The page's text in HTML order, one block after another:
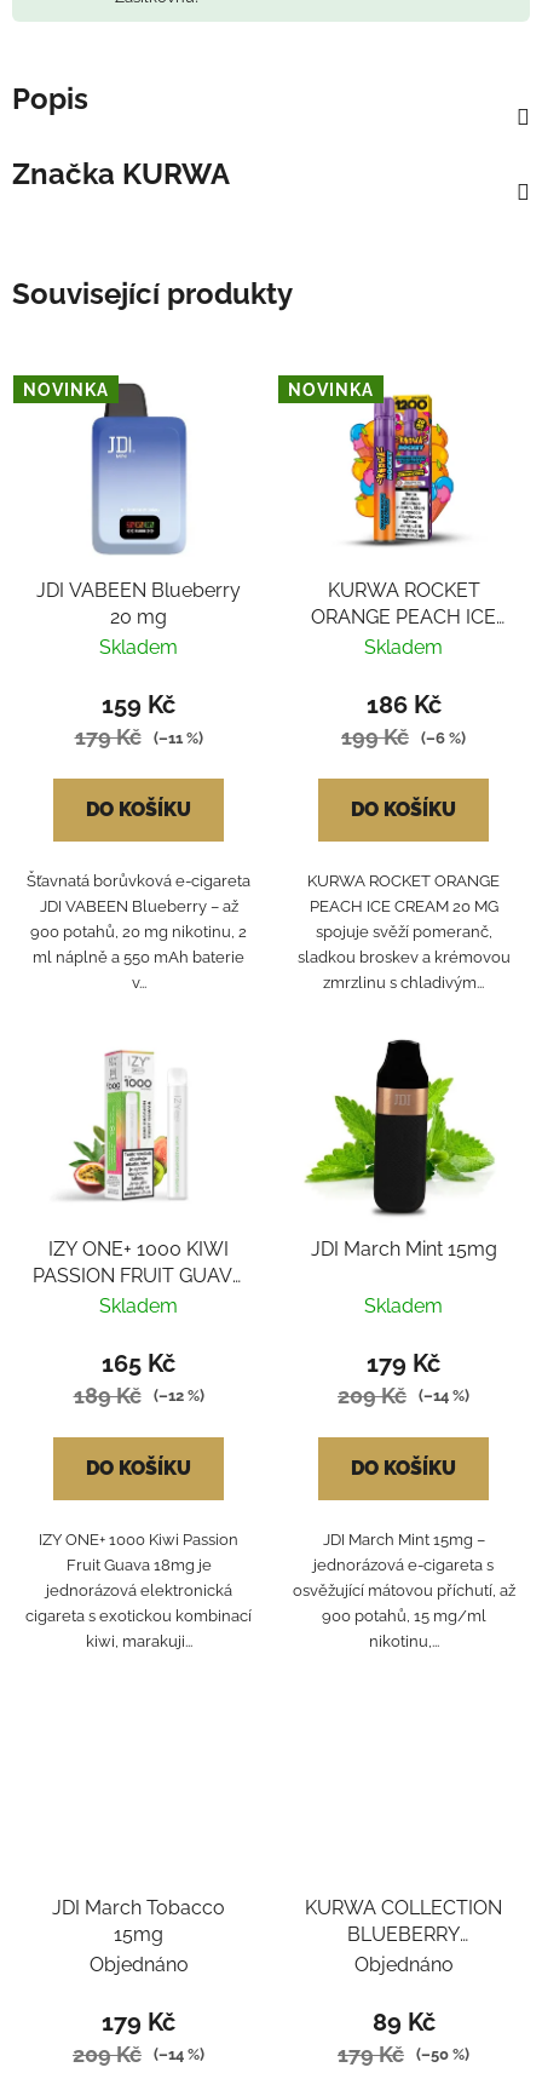
Popis
Značka KURWA
Související produkty
NOVINKA
JDI VABEEN Blueberry
20 mg
Skladem
159 Kč
179 Kč (–11 %)
DO KOŠÍKU
Šťavnatá borůvková e-cigareta
JDI VABEEN Blueberry – až
900 potahů, 20 mg nikotinu, 2
ml náplně a 550 mAh baterie
v...
NOVINKA
KURWA ROCKET
ORANGE PEACH ICE
CREAM
Skladem
186 Kč
199 Kč (–6 %)
DO KOŠÍKU
KURWA ROCKET ORANGE
PEACH ICE CREAM 20 MG
spojuje svěží pomeranč,
sladkou broskev a krémovou
zmrzlinu s chladivým...
IZY ONE+ 1000 KIWI
PASSION FRUIT GUAVA
18MG
Skladem
165 Kč
189 Kč (–12 %)
DO KOŠÍKU
IZY ONE+ 1000 Kiwi Passion
Fruit Guava 18mg je
jednorázová elektronická
cigareta s exotickou kombinací
kiwi, marakuji...
JDI March Mint 15mg
Skladem
179 Kč
209 Kč (–14 %)
DO KOŠÍKU
JDI March Mint 15mg –
jednorázová e-cigareta s
osvěžující mátovou příchutí, až
900 potahů, 15 mg/ml
nikotinu,...
JDI March Tobacco
15mg
Objednáno
179 Kč
209 Kč (–14 %)
KURWA COLLECTION
BLUEBERRY
BUBBLEGUM
Objednáno
89 Kč
179 Kč (–50 %)